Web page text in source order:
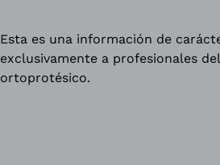
Esta es una información de
exclusivamente a profesionales
ortoprotésico.